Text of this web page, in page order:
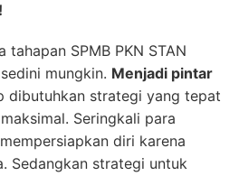
SPMB PKN STAN
mungkin. Menjadi pintar
dibutuhkan strategi yang tepat
Seringkali para
diri karena
Sedangkan strategi untuk